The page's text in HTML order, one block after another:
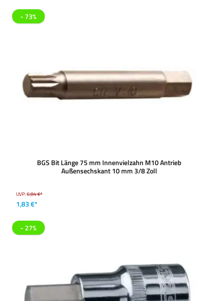
- 73%
BGS Bit Länge 75 mm Innenvielzahn M10 Antrieb
Außensechskant 10 mm 3/8 Zoll
UVP:6,84 €*
1,83 €*
- 27%